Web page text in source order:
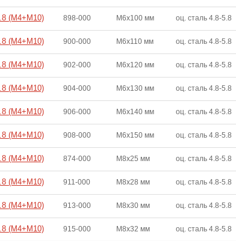
(M4+M10) 898-000 M6x100 мм оц. сталь 4.8-5.8
(M4+M10) 900-000 M6x110 мм оц. сталь 4.8-5.8
(M4+M10) 902-000 M6x120 мм оц. сталь 4.8-5.8
(M4+M10) 904-000 M6x130 мм оц. сталь 4.8-5.8
(M4+M10) 906-000 M6x140 мм оц. сталь 4.8-5.8
(M4+M10) 908-000 M6x150 мм оц. сталь 4.8-5.8
(M4+M10) 874-000 M8x25 мм оц. сталь 4.8-5.8
(M4+M10) 911-000 M8x28 мм оц. сталь 4.8-5.8
(M4+M10) 913-000 M8x30 мм оц. сталь 4.8-5.8
(M4+M10) 915-000 M8x32 мм оц. сталь 4.8-5.8